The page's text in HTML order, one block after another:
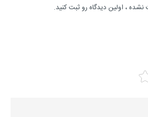
، اولین دیدگاه رو ثبت کنید.